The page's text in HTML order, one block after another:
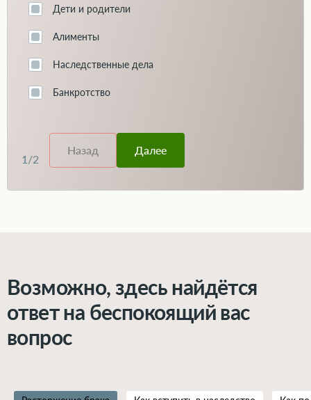
1 /2
Дети и родители
Алименты
Наследственные дела
Банкротство
Назад Далее
Возможно, здесь найдётся
ответ на беспокоящий вас
вопрос